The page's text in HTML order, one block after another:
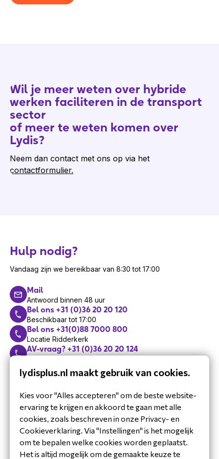
Wil je meer weten over hybride
werken faciliteren in de transport
sector
of meer te weten komen over
Lydis?
Neem dan contact met ons op via het
contactformulier.
Hulp nodig?
Vandaag zijn we bereikbaar van 8:30 tot 17:00
Mail
Antwoord binnen 48 uur
Bel ons +31 (0)36 20 20 120
Beschikbaar tot 17:00
Bel ons +31(0)88 7000 800
Locatie Ridderkerk
AV-vraag? +31 (0)36 20 20 124
Support: +31 (0)36 20 20 125
Bel ons technische support team
Met één van onze experts
Schrijf je in voor de
nieuwsbrief
Blijf op de hoogte van ons laatste
nieuws.
lydisplus.nl maakt gebruik van cookies.
Kies voor "Alles accepteren" om de beste website-
ervaring te krijgen en akkoord te gaan met alle
cookies, zoals beschreven in onze Privacy- en
Cookieverklaring. Via "Instellingen" is het mogelijk
om te bepalen welke cookies worden geplaatst.
Het is altijd mogelijk om de gemaakte keuze te